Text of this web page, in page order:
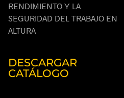
RENDIMIENTO Y LA
SEGURIDAD DEL TRABAJO EN
ALTURA
DESCARGAR
CATÁLOGO